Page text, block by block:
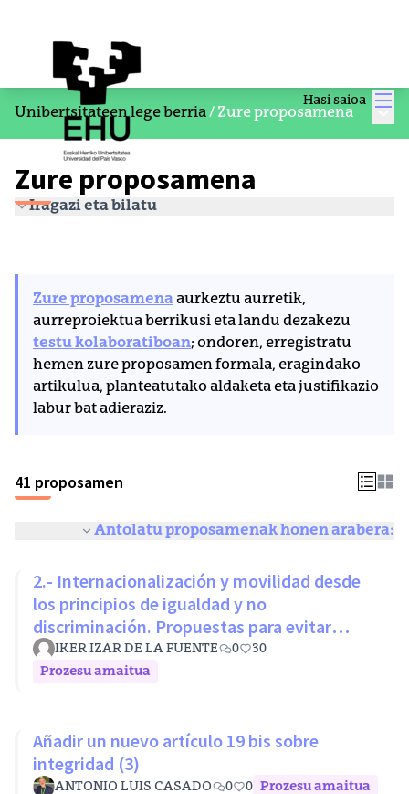
Hasi saioa
Unibertsitateen lege berria/ Zure proposamena
Zure proposamena
Iragazi eta bilatu
Zure proposamenaaurkeztu aurretik,
aurreproiektua berrikusi eta landu dezakezu
testu kolaboratiboan; ondoren, erregistratu
hemen zure proposamen formala, eragindako
artikulua, planteatutako aldaketa eta justifikazio
labur bat adieraziz.
41 proposamen
Antolatu proposamenak honen arabera:
2.- Internacionalización y movilidad desde
los principios de igualdad y no
discriminación. Propuestas para evitar
desigualdades estructurales
IKER IZAR DE LA FUENTE 0
30
Prozesu amaitua
Añadir un nuevo artículo 19 bis sobre
integridad (3)
ANTONIO LUIS CASADO 0 0 Prozesu amaitua